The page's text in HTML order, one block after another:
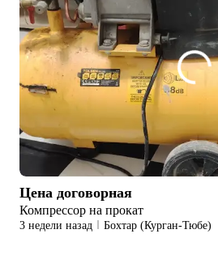
Цена договорная
Компрессор на прокат
3 недели назад Бохтар (Курган-Тюбе)